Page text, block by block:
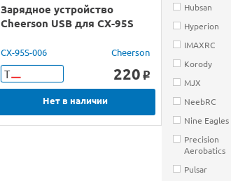
Hubsan
Hyperion
IMAXRC
Korody
MJX
NeebRC
Nine Eagles
Precision
Aerobatics
Pulsar
Зарядное устройство
Cheerson USB для CX-95S
CX-95S-006 Cheerson
Т 220 o
Нет в наличии